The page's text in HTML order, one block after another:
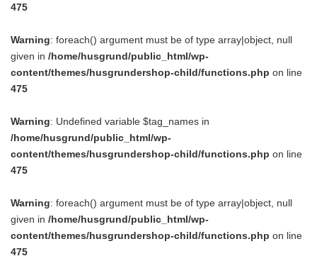
475
Warning: foreach() argument must be of type array|object, null
given in /home/husgrund/public_html/wp-
content/themes/husgrundershop-child/functions.php on line
475
Warning: Undefined variable $tag_names in
/home/husgrund/public_html/wp-
content/themes/husgrundershop-child/functions.php on line
475
Warning: foreach() argument must be of type array|object, null
given in /home/husgrund/public_html/wp-
content/themes/husgrundershop-child/functions.php on line
475